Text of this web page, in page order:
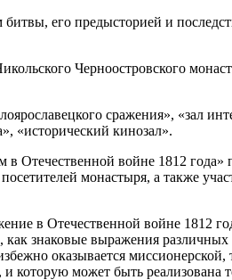
его предысторией и
Черноостровского
сражения», «зал
«исторический кинозал».
Отечественной войне 1812
монастыря, а также
в Отечественной войне 1812
знаковые выражения
оказывается
которую может быть реализована